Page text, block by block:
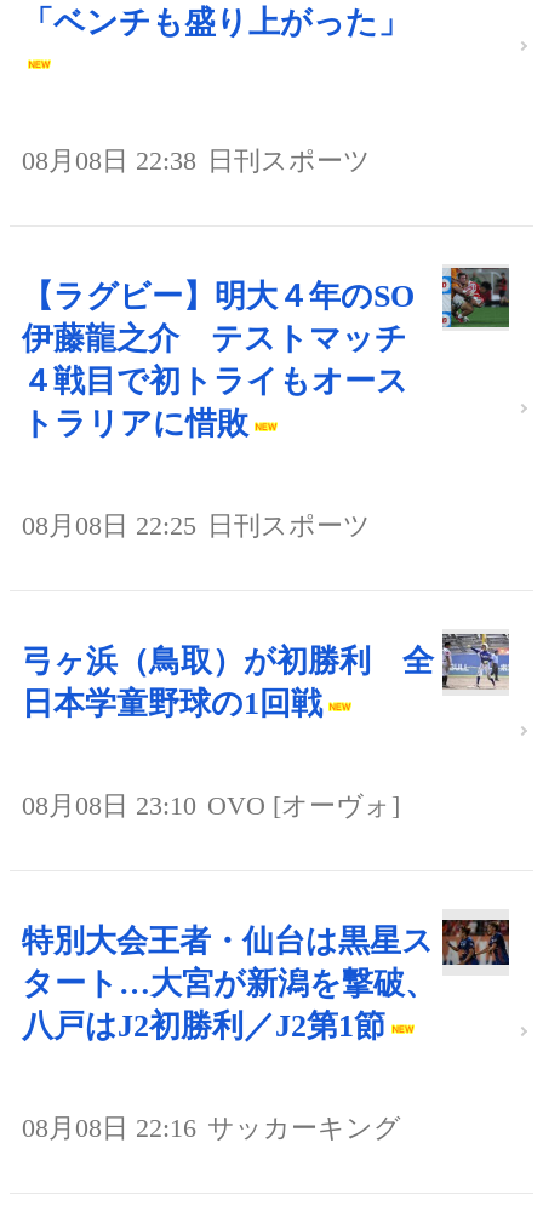
「ベンチも盛り上がった」
08月08日 22:38 日刊スポーツ
【ラグビー】明大４年のSO
伊藤龍之介 テストマッチ
４戦目で初トライもオース
トラリアに惜敗
08月08日 22:25 日刊スポーツ
弓ヶ浜（鳥取）が初勝利 全
日本学童野球の1回戦
08月08日 23:10 OVO [オーヴォ]
特別大会王者・仙台は黒星ス
タート…大宮が新潟を撃破、
八戸はJ2初勝利／J2第1節
08月08日 22:16 サッカーキング